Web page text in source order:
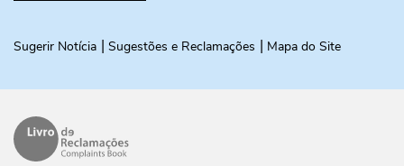
Sugerir Notícia Sugestões e Reclamações Mapa do Site